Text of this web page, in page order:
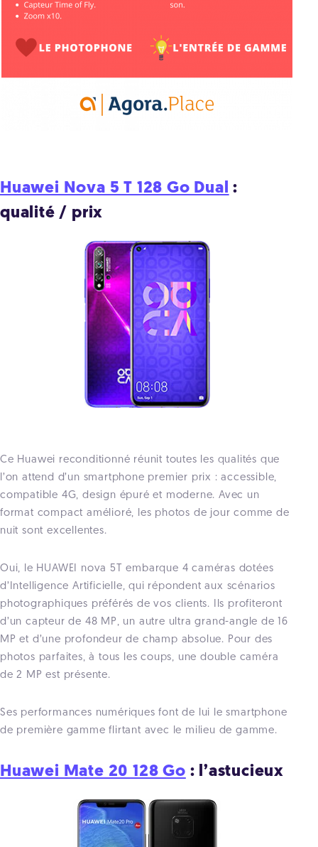
Huawei Nova 5 T 128 Go Dual :
qualité / prix
Ce Huawei reconditionné réunit toutes les qualités que
l’on attend d’un smartphone premier prix : accessible,
compatible 4G, design épuré et moderne. Avec un
format compact amélioré, les photos de jour comme de
nuit sont excellentes.
Oui, le HUAWEI nova 5T embarque 4 caméras dotées
d’Intelligence Artificielle, qui répondent aux scénarios
photographiques préférés de vos clients. Ils profiteront
d’un capteur de 48 MP, un autre ultra grand-angle de 16
MP et d’une profondeur de champ absolue. Pour des
photos parfaites, à tous les coups, une double caméra
de 2 MP est présente.
Ses performances numériques font de lui le smartphone
de première gamme flirtant avec le milieu de gamme.
Huawei Mate 20 128 Go : l’astucieux